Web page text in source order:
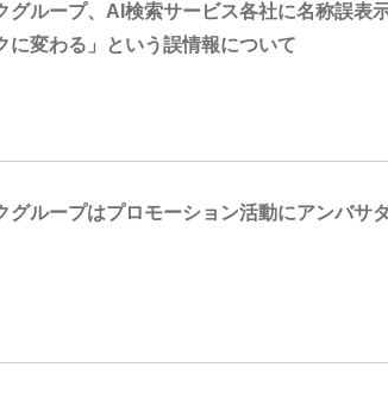
グループ、AI検索サービス各社に名称誤表
に変わる」という誤情報について
グループはプロモーション活動にアンバサ